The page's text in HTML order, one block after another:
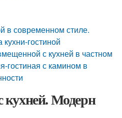
в современном стиле.
гостиной
с кухней в частном
гостиная с камином в
кухней. Модерн